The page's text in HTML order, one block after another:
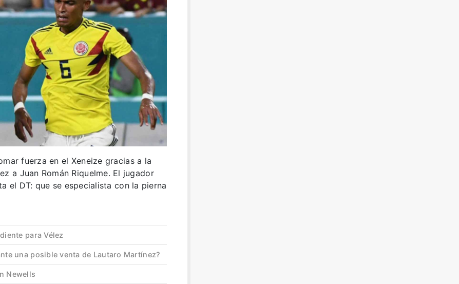
fuerza en el Xeneize gracias a la
a Juan Román Riquelme. El jugador
el DT: que se especialista con la pierna
para Vélez
una posible venta de Lautaro Martínez?
Newells